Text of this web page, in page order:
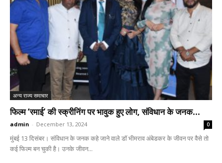
अन्य राज्य समाचार
फिल्म ‘रमाई’ की स्क्रीनिंग पर भावुक हुए लोग, संविधान के जनक...
admin - December 13, 2024 0
मुंबई 13 दिसंबर। संविधान के जनक कहे जाने वाले डॉ भीमराव अंबेडकर के जीवन पर वैसे तो
कई फिल्म बन चुकी है। उनके जीवन...